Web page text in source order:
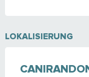
LOKALISIERUNG